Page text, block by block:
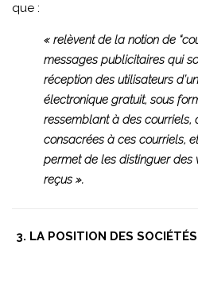
que :
« relèvent de la notion de
messages publicitaires qui
réception des utilisateurs
électronique gratuit, sous
ressemblant à des courriels,
consacrées à ces courriels,
permet de les distinguer des
reçus ».
3. LA POSITION DES